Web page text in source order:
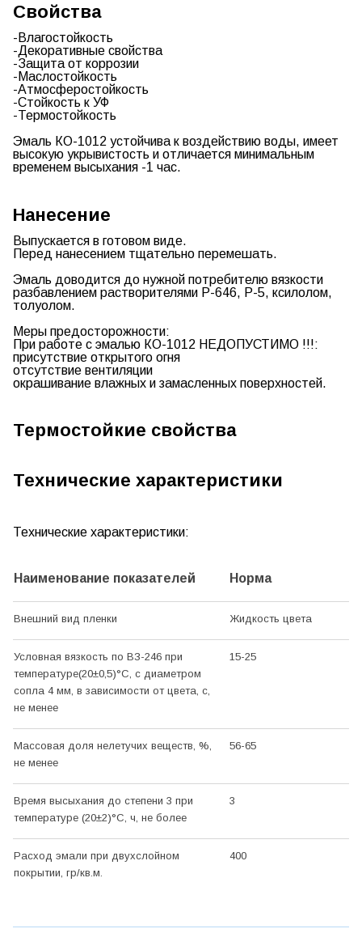
Свойства
-Влагостойкость
-Декоративные свойства
-Защита от коррозии
-Маслостойкость
-Атмосферостойкость
-Стойкость к УФ
-Термостойкость
Эмаль КО-1012 устойчива к воздействию воды, имеет
высокую укрывистость и отличается минимальным
временем высыхания -1 час.
Нанесение
Выпускается в готовом виде.
Перед нанесением тщательно перемешать.
Эмаль доводится до нужной потребителю вязкости
разбавлением растворителями Р-646, Р-5, ксилолом,
толуолом.
Меры предосторожности:
При работе с эмалью КО-1012 НЕДОПУСТИМО !!!:
присутствие открытого огня
отсутствие вентиляции
окрашивание влажных и замасленных поверхностей.
Термостойкие свойства
Технические характеристики
Технические характеристики:
Наименование показателей Норма
Внешний вид пленки Жидкость цвета
Условная вязкость по ВЗ-246 при
температуре(20±0,5)°C, с диаметром
сопла 4 мм, в зависимости от цвета, с,
не менее
15-25
Массовая доля нелетучих веществ, %,
не менее
56-65
Время высыхания до степени 3 при
температуре (20±2)°C, ч, не более
3
Расход эмали при двухслойном
покрытии, гр/кв.м.
400